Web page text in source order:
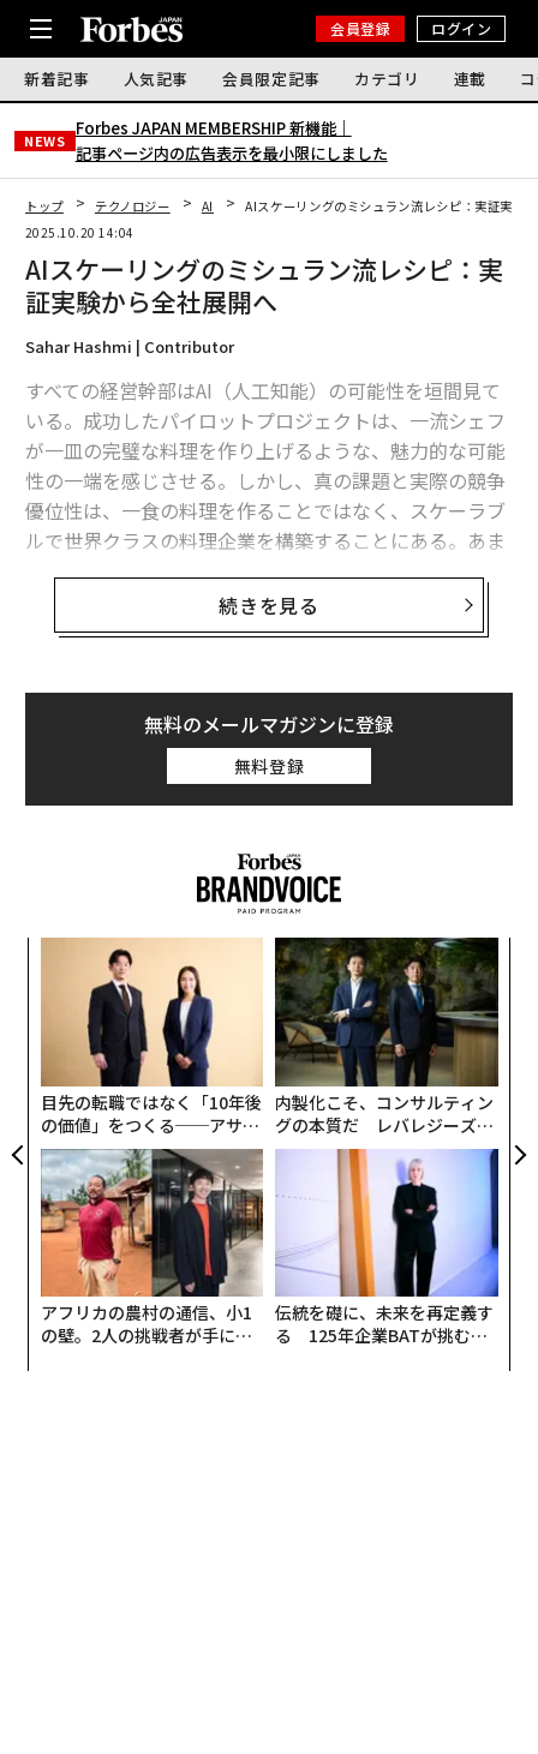
会員登録 ログイン
新着記事 人気記事 会員限定記事 カテゴリ 連載
NEWS
Forbes JAPAN MEMBERSHIP 新機能｜
記事ページ内の広告表示を最小限にしました
トップ テクノロジー AI
AIスケーリングのミシュラン流レシピ：実証実験
2025.10.20 14:04
AIスケーリングのミシュラン流レシピ：実
証実験から全社展開へ
Sahar Hashmi | Contributor
すべての経営幹部はAI（人工知能）の可能性を垣間見て
いる。成功したパイロットプロジェクトは、一流シェフ
が一皿の完璧な料理を作り上げるような、魅力的な可能
性の一端を感じさせる。しかし、真の課題と実際の競争
優位性は、一食の料理を作ることではなく、スケーラブ
ルで世界クラスの料理企業を構築することにある。あま
りに多くの組織が「パイロット版の煉獄」に閉じ込めら
れ、有望な概念実証から企業全体の変革へと進めない。
理由は単純だ：彼らはレシピに焦点を当てており、厨房
AIのスケーリングには、孤立したプロジェクトの追求か
ら統合されたプラットフォームの構築へと、考え方の根
本的な転換が必要だ。それは一台のフードトラックとグ
ローバルなミシュラン星付きレストランチェーンの違い
である。前者は少数の個人に依存し、後者はシステム、
とって、スケーラブルなAIへの道のりは、アルゴリズム
自体よりも、それらを繁栄させる規律あるエンジニアリ
ングとガバナンスにある。
AIをスケールするための五品コース戦略
このAI「厨房」を構築するために、経営幹部は5つの中
核的な分野を習得しなければならない。
1. 基盤：単一の信頼できる食材庫 数十の整理されていな
い、ラベルのない食材庫でレストランチェーンを運営す
ることはできない。同様に、壊れたデータ基盤の上でAI
をスケールすることは不可能だ。最初の譲れないステッ
プは、統一されたデータプラットフォーム—単一の、管
理された信頼できる情報源—を作ることである。これに
は厳格なデータガバナンスが必要だ：「顧客」や「販
売」が何を意味するかについて合意し、材料の品質を確
保し、すべてのデータポイントの出所を把握すること。
マスターデータマネジメントは、中核となるエンティテ
続きを見る
無料のメールマガジンに登録
無料登録
目先の転職ではなく「10年後
の価値」をつくる──アサイ
ンの長期伴走型支援とは
内製化こそ、コンサルティン
グの本質だ レバレジーズが
実践する、次世代ファームの
アフリカの農村の通信、小1
の壁。2人の挑戦者が手にし
伝統を礎に、未来を再定義す
る 125年企業BATが挑むス